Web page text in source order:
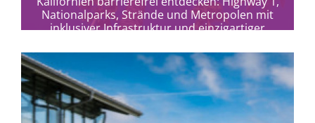
Nationalparks, Strände und Metropolen mit
inklusiver Infrastruktur und einzigartiger